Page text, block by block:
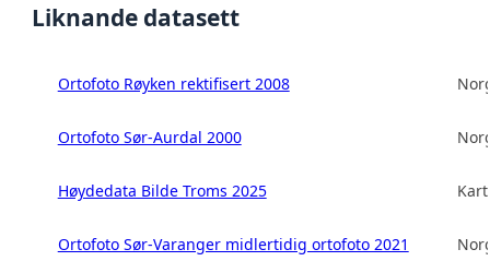
Liknande datasett
Ortofoto Røyken rektifisert 2008
Ortofoto Sør-Aurdal 2000
Høydedata Bilde Troms 2025
Ortofoto Sør-Varanger midlertidig ortofoto 2021